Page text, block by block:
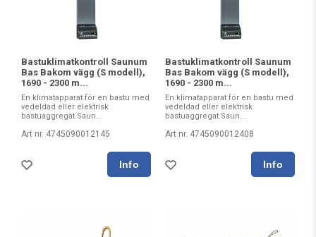
Bastuklimatkontroll Saunum
Bas Bakom vägg (S modell),
1690 - 2300 m...
En klimatapparat för en bastu med
vedeldad eller elektrisk
bastuaggregat.Saun...
Art nr. 4745090012145
Bastuklimatkontroll Saunum
Bas Bakom vägg (S modell),
1690 - 2300 m...
En klimatapparat för en bastu med
vedeldad eller elektrisk
bastuaggregat.Saun...
Art nr. 4745090012408